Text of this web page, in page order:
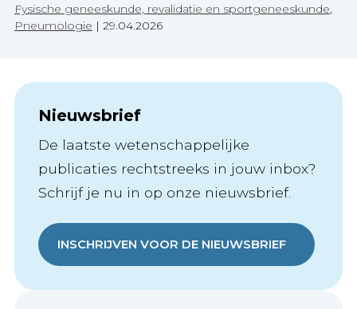
Fysische geneeskunde, revalidatie en sportgeneeskunde
Pneumologie | 29.04.2026
Nieuwsbrief
De laatste wetenschappelijke
publicaties rechtstreeks in jouw inbox?
Schrijf je nu in op onze nieuwsbrief.
INSCHRIJVEN VOOR DE NIEUWSBRIEF